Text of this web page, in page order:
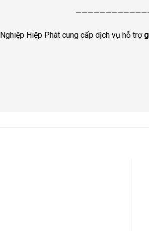
Hiệp Phát cung cấp dịch vụ hỗ trợ